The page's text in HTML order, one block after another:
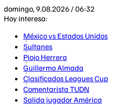
domingo, 9.08.2026 / 06:32
Hoy interesa:
México vs Estados Unidos
Sultanes
Piojo Herrera
Guillermo Almada
Clasificados Leagues Cup
Comentarista TUDN
Salida jugador América